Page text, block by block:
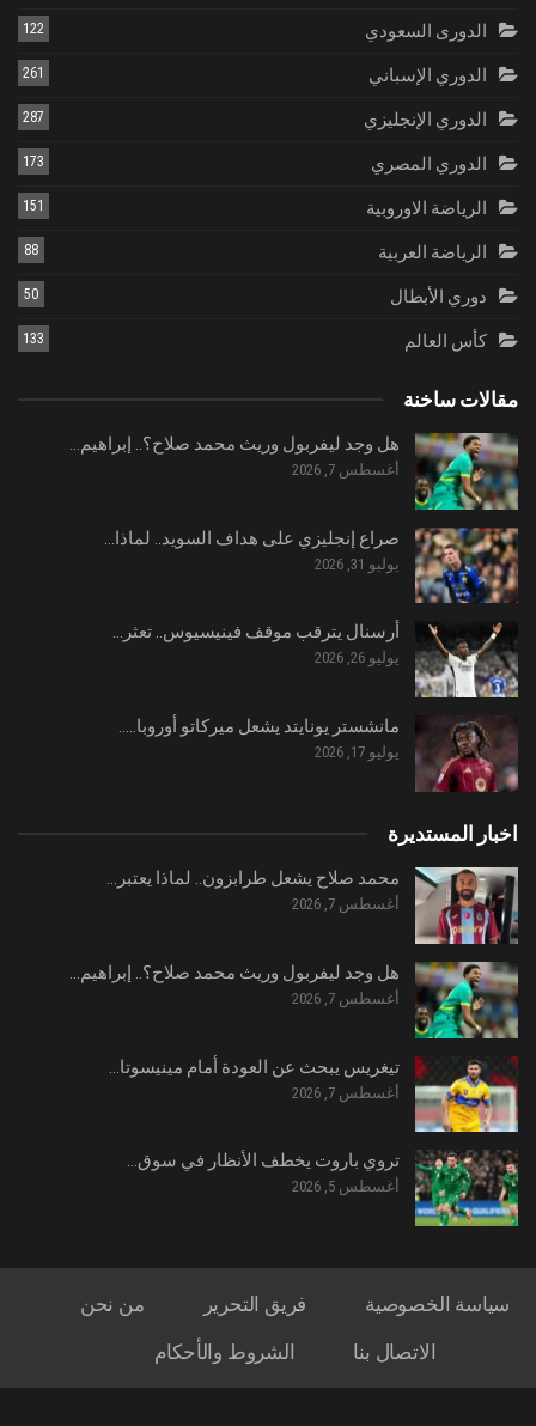
الدورى السعودي 122
الدوري الإسباني 261
الدوري الإنجليزي 287
الدوري المصري 173
الرياضة الاوروبية 151
الرياضة العربية 88
دوري الأبطال 50
كأس العالم 133
مقالات ساخنة
هل وجد ليفربول وريث محمد صلاح؟.. إبراهيم…
أغسطس 7, 2026
صراع إنجليزي على هداف السويد.. لماذا…
يوليو 31, 2026
أرسنال يترقب موقف فينيسيوس.. تعثر…
يوليو 26, 2026
مانشستر يونايتد يشعل ميركاتو أوروبا..…
يوليو 17, 2026
اخبار المستديرة
محمد صلاح يشعل طرابزون.. لماذا يعتبر…
أغسطس 7, 2026
هل وجد ليفربول وريث محمد صلاح؟.. إبراهيم…
أغسطس 7, 2026
تيغريس يبحث عن العودة أمام مينيسوتا…
أغسطس 7, 2026
تروي باروت يخطف الأنظار في سوق…
أغسطس 5, 2026
سياسة الخصوصية فريق التحرير
من نحن
الاتصال بنا
الشروط والأحكام